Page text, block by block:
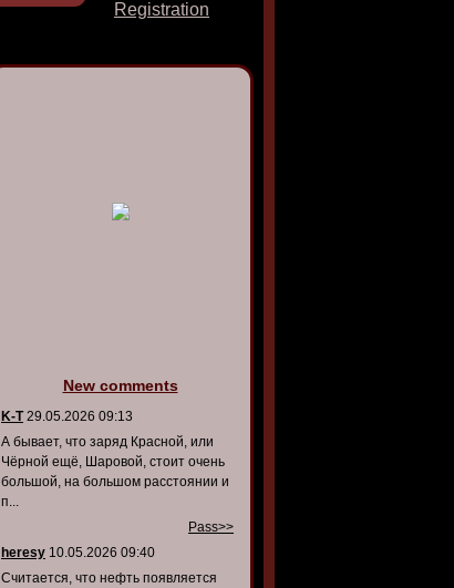
Registration
New comments
K-T29.05.2026 09:13
А бывает, что заряд Красной, или
Чёрной ещё, Шаровой, стоит очень
большой, на большом расстоянии и
п...
Pass>>
heresy 10.05.2026 09:40
Считается, что нефть появляется